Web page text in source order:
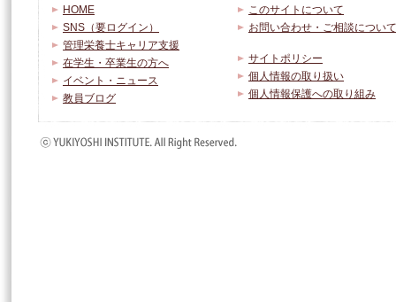
HOME
SNS（要ログイン）
管理栄養士キャリア支援
在学生・卒業生の方へ
イベント・ニュース
教員ブログ
このサイトについて
お問い合わせ・ご相談について
サイトポリシー
個人情報の取り扱い
個人情報保護への取り組み